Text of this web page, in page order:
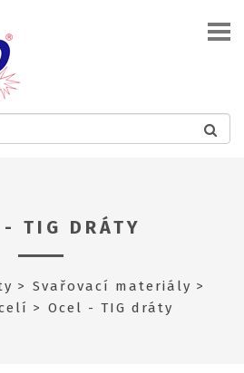
- TIG DRÁTY
Svařovací materiály
Ocel - TIG dráty